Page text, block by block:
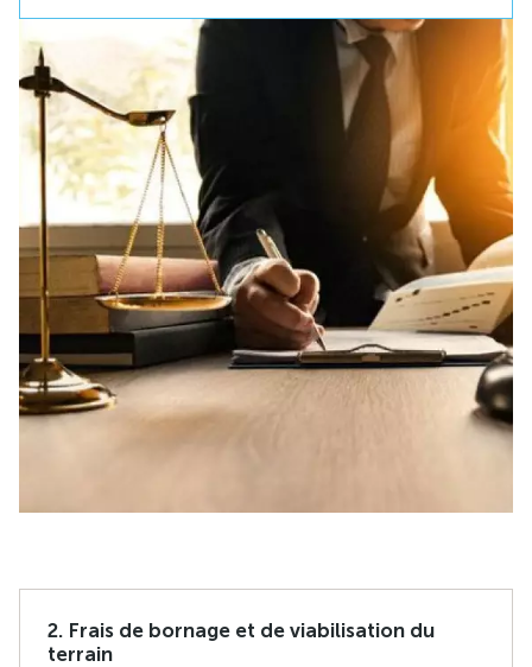
2. Frais de bornage et de viabilisation du
terrain